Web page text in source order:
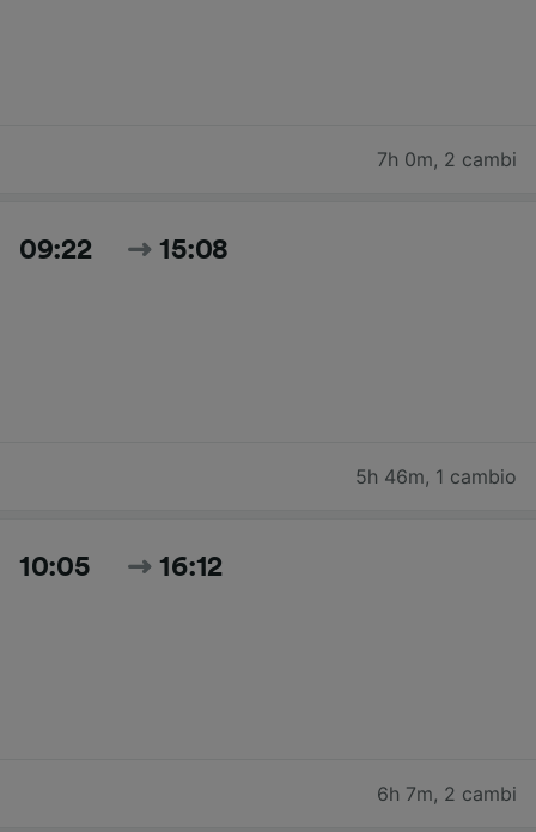
7h 0m, 2 cambi
09:22 15:08
5h 46m, 1 cambio
10:05 16:12
6h 7m, 2 cambi